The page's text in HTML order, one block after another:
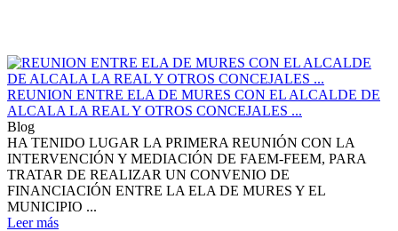
REUNION ENTRE ELA DE MURES CON EL ALCALDE DE
ALCALA LA REAL Y OTROS CONCEJALES ...
Blog
HA TENIDO LUGAR LA PRIMERA REUNIÓN CON LA
INTERVENCIÓN Y MEDIACIÓN DE FAEM-FEEM, PARA
TRATAR DE REALIZAR UN CONVENIO DE
FINANCIACIÓN ENTRE LA ELA DE MURES Y EL
MUNICIPIO ...
Leer más